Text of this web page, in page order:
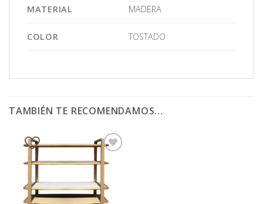
MATERIAL MADERA
COLOR TOSTADO
TAMBIÉN TE RECOMENDAMOS…